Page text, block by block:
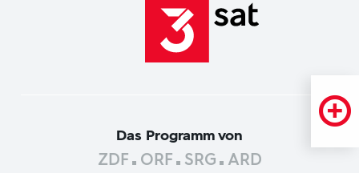
Das Programm von
ZDF ORF SRG ARD